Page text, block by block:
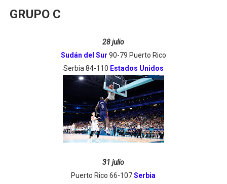
GRUPO C
28 julio
Sudán del Sur 90-79 Puerto Rico
Serbia 84-110 Estados Unidos
31 julio
Puerto Rico 66-107Serbia